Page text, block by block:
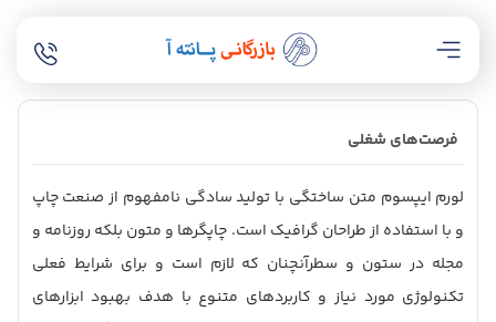
فرصت‌های شغلی
لورم ایپسوم متن ساختگی با تولید سادگی نامفهوم از صنعت چاپ
و با استفاده از طراحان گرافیک است. چاپگرها و متون بلکه روزنامه و
مجله در ستون و سطرآنچنان که لازم است و برای شرایط فعلی
تکنولوژی مورد نیاز و کاربردهای متنوع با هدف بهبود ابزارهای